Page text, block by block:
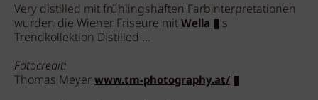
Very distilled mit frühlingshaften Farbinterpretationen
wurden die Wiener Friseure mitWella
's
Trendkollektion Distilled ...
Fotocredit:
Thomas Meyerwww.tm-photography.at/